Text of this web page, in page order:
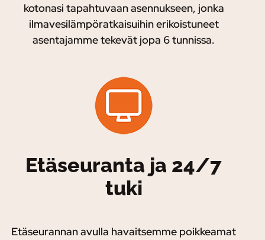
kotonasi tapahtuvaan asennukseen, jonka
ilmavesilämpöratkaisuihin erikoistuneet
asentajamme tekevät jopa 6 tunnissa.
Etäseuranta ja 24/7
tuki
Etäseurannan avulla havaitsemme poikkeamat